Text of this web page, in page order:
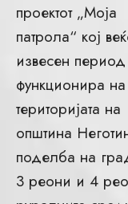
проектот „Моја
патрола“ кој
извесен период
функционира на
територијата на
општина
поделба на
3 реони и 4
денеска (11.04.)
населението
патрола“ може да ја
контактира и
телефонски на
броевите 078-
и 043-361-
08,00 до